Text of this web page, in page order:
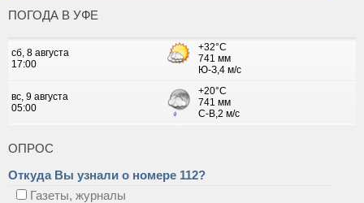
ПОГОДА В УФЕ
ОПРОС
Откуда Вы узнали о номере 112?
Газеты, журналы